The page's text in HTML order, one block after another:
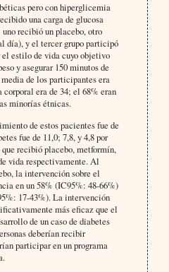
pero con hiperglicemia
una carga de glucosa
recibió un placebo, otro
día), y el tercer grupo participó
estilo de vida cuyo objetivo
y asegurar 150 minutos de
de los participantes era
corporal era de 34; el 68% eran
minorías étnicas.
de estos pacientes fue de
fue de 11,0; 7,8, y 4,8 por
que recibió placebo, metformín,
vida respectivamente. Al
la intervención sobre el
en un 58% (IC95%: 48-66%)
17-43%). La intervención
más eficaz que el
de un caso de diabetes
deberían recibir
participar en un programa